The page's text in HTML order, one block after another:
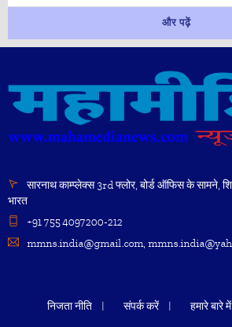
और पढ़ें
सारनाथ काम्प्लेक्स 3rd फ्लोर, बोर्ड ऑफिस के सामने,
भारत
+91 755 4097200-212
mmns.india@gmail.com,
निजता नीति संपर्क करें हमारे बारे में